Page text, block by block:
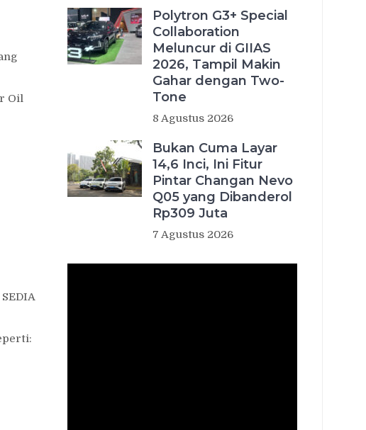
Oil
Polytron G3+ Special
Collaboration
Meluncur di GIIAS
2026, Tampil Makin
Gahar dengan Two-
Tone
8 Agustus 2026
Bukan Cuma Layar
14,6 Inci, Ini Fitur
Pintar Changan Nevo
Q05 yang Dibanderol
Rp309 Juta
7 Agustus 2026